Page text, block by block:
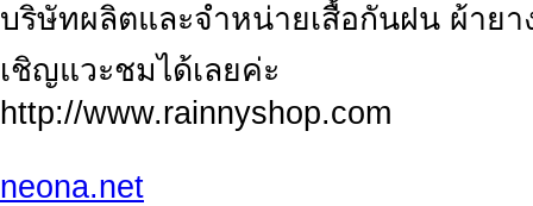
บริษัทผลิตและจำหน่ายเสื้อกันฝน ผ้าย
เชิญแวะชมได้เลยค่ะ
http://www.rainnyshop.com
neona.net